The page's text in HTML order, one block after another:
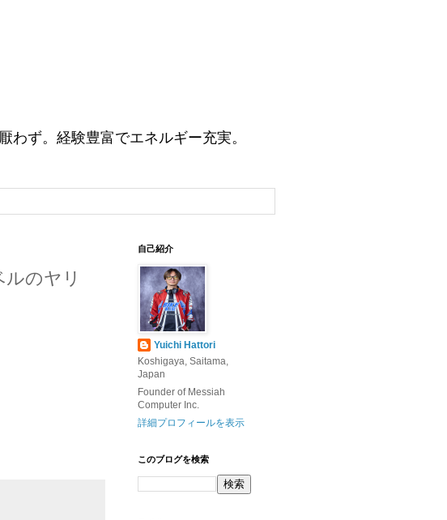
ず。経験豊富でエネルギー充実。
ルのヤリ
自己紹介
Yuichi Hattori
Koshigaya, Saitama,
Japan
Founder of Messiah
Computer Inc.
詳細プロフィールを表示
このブログを検索